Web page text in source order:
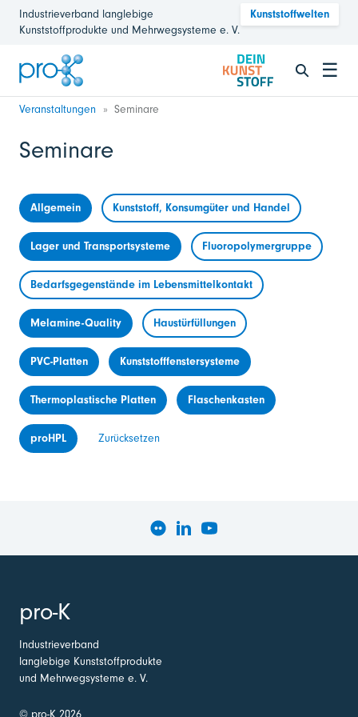
Industrieverband langlebige
Kunststoffprodukte und Mehrwegsysteme e. V.
Kunststoffwelten
☰
Veranstaltungen Seminare
Seminare
Allgemein Kunststoff, Konsumgüter und Handel
Lager und Transportsysteme Fluoropolymergruppe
Bedarfsgegenstände im Lebensmittelkontakt
Melamine-Quality Haustürfüllungen
PVC-Platten Kunststofffenstersysteme
Thermoplastische Platten Flaschenkasten
proHPL Zurücksetzen
pro-K
Industrieverband
langlebige Kunststoffprodukte
und Mehrwegsysteme e. V.
© pro-K 2026